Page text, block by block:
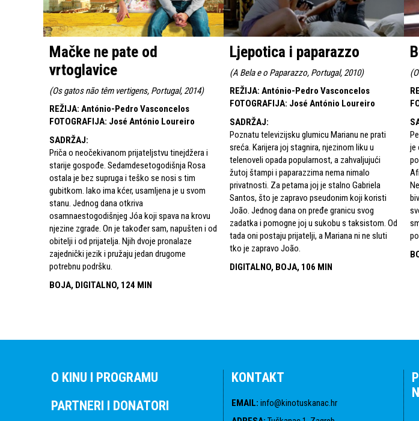
Mačke ne pate od
vrtoglavice
(Os gatos não têm vertigens, Portugal, 2014)
REŽIJA: António-Pedro Vasconcelos
FOTOGRAFIJA: José António Loureiro
SADRŽAJ:
Priča o neočekivanom prijateljstvu tinejdžera i
starije gospođe. Sedamdesetogodišnja Rosa
ostala je bez supruga i teško se nosi s tim
gubitkom. Iako ima kćer, usamljena je u svom
stanu. Jednog dana otkriva
osamnaestogodišnjeg Jóa koji spava na krovu
njezine zgrade. On je također sam, napušten i od
obitelji i od prijatelja. Njih dvoje pronalaze
zajednički jezik i pružaju jedan drugome
potrebnu podršku.
BOJA, DIGITALNO, 124 MIN
Ljepotica i paparazzo
(A Bela e o Paparazzo, Portugal, 2010)
REŽIJA: António-Pedro Vasconcelos
FOTOGRAFIJA: José António Loureiro
SADRŽAJ:
Poznatu televizijsku glumicu Marianu ne prati
sreća. Karijera joj stagnira, njezinom liku u
telenoveli opada popularnost, a zahvaljujući
žutoj štampi i paparazzima nema nimalo
privatnosti. Za petama joj je stalno Gabriela
Santos, što je zapravo pseudonim koji koristi
João. Jednog dana on pređe granicu svog
zadatka i pomogne joj u sukobu s taksistom. Od
tada oni postaju prijatelji, a Mariana ni ne sluti
tko je zapravo João.
DIGITALNO, BOJA, 106 MIN
(
je
O KINU I PROGRAMU
PARTNERI I DONATORI
KONTAKT
EMAIL: info@kinotuskanac.hr